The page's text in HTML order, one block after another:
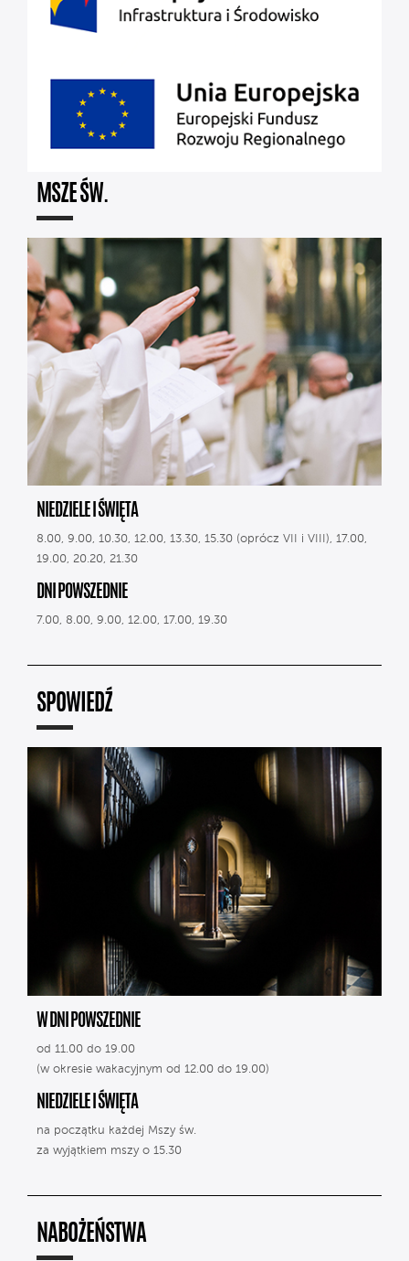
MSZE ŚW.
NIEDZIELE I ŚWIĘTA
8.00, 9.00, 10.30, 12.00, 13.30, 15.30 (oprócz VII i VIII), 17.00,
19.00, 20.20, 21.30
DNI POWSZEDNIE
7.00, 8.00, 9.00, 12.00, 17.00, 19.30
SPOWIEDŹ
W DNI POWSZEDNIE
od 11.00 do 19.00
(w okresie wakacyjnym od 12.00 do 19.00)
NIEDZIELE I ŚWIĘTA
na początku każdej Mszy św.
za wyjątkiem mszy o 15.30
NABOŻEŃSTWA